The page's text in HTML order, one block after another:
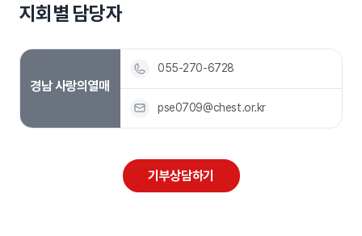
지회별 담당자
경남 사랑의열매
055-270-6728
pse0709@chest.or.kr
기부상담하기